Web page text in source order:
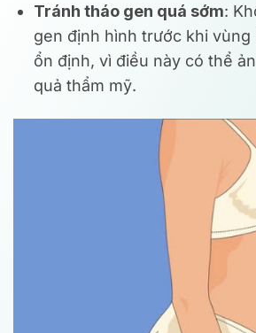
Tránh tháo gen quá sớm:
gen định hình trước khi vùng
ổn định, vì điều này có thể
quả thẩm mỹ.